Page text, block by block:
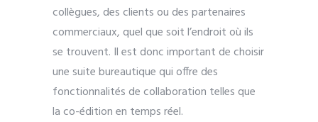
collègues, des clients ou des partenaires
commerciaux, quel que soit l’endroit où ils
se trouvent. Il est donc important de choisir
une suite bureautique qui offre des
fonctionnalités de collaboration telles que
la co-édition en temps réel.